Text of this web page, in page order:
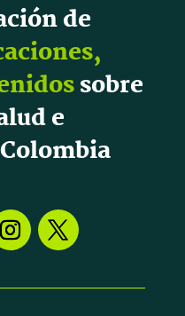
de
sobre
e